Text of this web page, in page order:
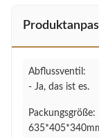
Abflussventil:
- Ja, das ist es.
Packungsgröße: